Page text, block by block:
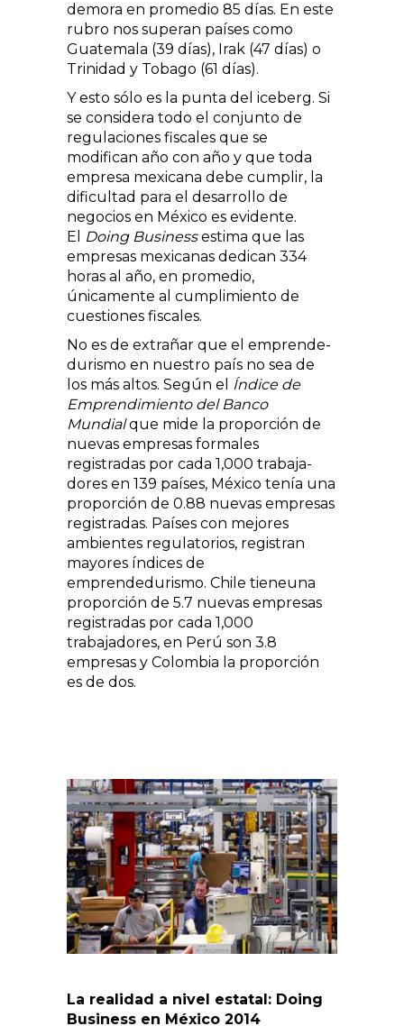
demora en promedio 85 días. En este
rubro nos superan paí­ses como
Guatemala (39 días), Irak (47 días) o
Trinidad y Tobago (61 días).
Y esto sólo es la punta del iceberg. Si
se considera todo el conjunto de
regula­ciones fiscales que se
modifican año con año y que toda
empresa mexicana debe cumplir, la
dificultad para el desarrollo de
negocios en México es evidente.
El
Doing Businessestima que las
empresas mexicanas dedican 334
horas al año, en promedio,
únicamente al cumplimiento de
cuestiones fiscales.
No es de extrañar que el emprende­
durismo en nuestro país no sea de
los más altos. Según el
Índice de
Emprendi­miento del Banco
Mundialque mide la proporción de
nuevas empresas forma­les
registradas por cada 1,000 trabaja­
dores en 139 países, México tenía una
proporción de 0.88 nuevas empresas
registradas. Países con mejores
ambien­tes regulatorios, registran
mayores ín­dices de
emprendedurismo. Chile tieneuna
proporción de 5.7 nuevas empresas
registradas por cada 1,000
trabajadores, en Perú son 3.8
empresas y Colombia la proporción
es de dos.
La realidad a nivel estatal: Doing
Business en México 2014